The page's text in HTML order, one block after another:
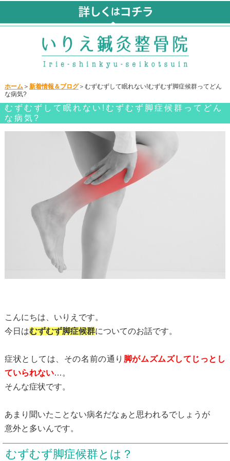
ホーム＞ 新着情報＆ブログ＞むずむずして眠れない!むずむず脚症候群ってどん
な病気?
むずむずして眠れない!むずむず脚症候群ってどん
な病気?
こんにちは、いりえです。
今日はむずむず脚症候群についてのお話です。
症状としては、その名前の通り 脚がムズムズしてじっとし
ていられない…。
そんな症状です。
あまり聞いたことない病名だなぁと思われるでしょうが
意外と多いんです。
むずむず脚症候群とは？